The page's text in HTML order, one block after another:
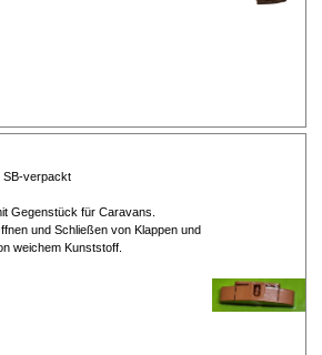
SB-verpackt
Gegenstück für Caravans.
und Schließen von Klappen und
weichem Kunststoff.